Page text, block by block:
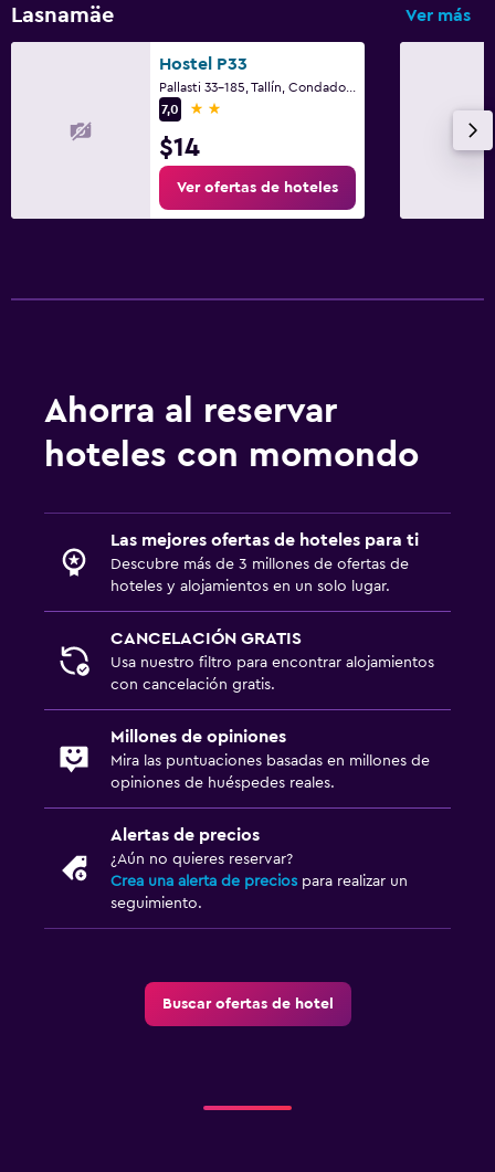
Lasnamäe Ver más
Hostel P33
7,0
2 estrellas
$14
Ver ofertas de hoteles
Ahorra al reservar
hoteles con momondo
Las mejores ofertas de hoteles para ti
Descubre más de 3 millones de ofertas de
hoteles y alojamientos en un solo lugar.
CANCELACIÓN GRATIS
Usa nuestro filtro para encontrar alojamientos
con cancelación gratis.
Millones de opiniones
Mira las puntuaciones basadas en millones de
opiniones de huéspedes reales.
Alertas de precios
¿Aún no quieres reservar?
Crea una alerta de precios para realizar un
seguimiento.
Buscar ofertas de hotel